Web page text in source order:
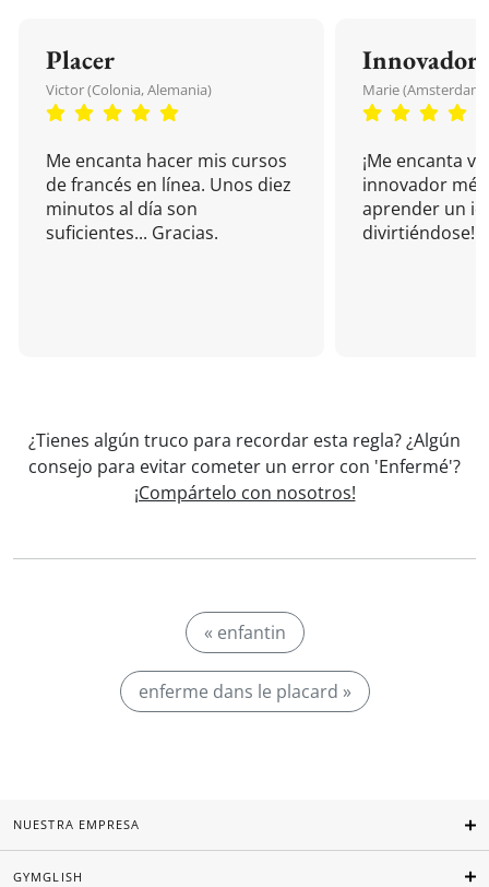
Placer
Victor (Colonia, Alemania)
Me encanta hacer mis cursos
de francés en línea. Unos diez
minutos al día son
suficientes... Gracias.
Innovador
Marie (Amsterdam,
¡Me encanta
innovador
aprender un
divirtiéndose!
¿Tienes algún truco para recordar esta regla? ¿Algún
consejo para evitar cometer un error con 'Enfermé'?
¡Compártelo con nosotros!
« enfantin
enferme dans le placard »
NUESTRA EMPRESA
GYMGLISH